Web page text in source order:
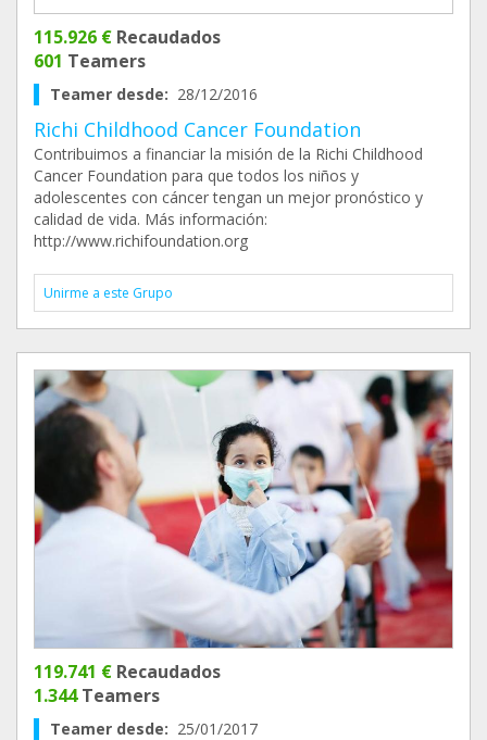
115.926 € Recaudados
601 Teamers
Teamer desde: 28/12/2016
Richi Childhood Cancer Foundation
Contribuimos a financiar la misión de la Richi Childhood
Cancer Foundation para que todos los niños y
adolescentes con cáncer tengan un mejor pronóstico y
calidad de vida. Más información:
http://www.richifoundation.org
Unirme a este Grupo
119.741 € Recaudados
1.344Teamers
Teamer desde: 25/01/2017